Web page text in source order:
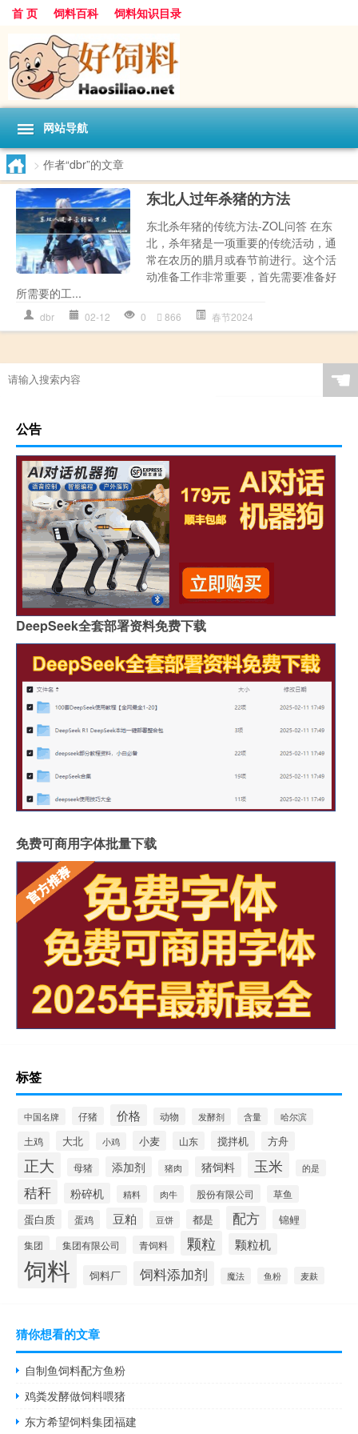
首 页 饲料百科 饲料知识目录
网站导航
> 作者“dbr”的文章
东北人过年杀猪的方法
东北杀年猪的传统方法-ZOL问答 在东
北，杀年猪是一项重要的传统活动，通
常在农历的腊月或春节前进行。这个活
动准备工作非常重要，首先需要准备好
所需要的工...
dbr 02-12 0 866 春节2024
☚
公告
DeepSeek全套部署资料免费下载
免费可商用字体批量下载
标签
中国名牌 仔猪 价格 动物 发酵剂 含量 哈尔滨
土鸡 大北 小鸡 小麦 山东 搅拌机 方舟
正大 母猪 添加剂 猪肉 猪饲料 玉米 的是
秸秆 粉碎机 精料 肉牛 股份有限公司 草鱼
蛋白质 蛋鸡 豆粕 豆饼 都是 配方 锦鲤
集团 集团有限公司 青饲料 颗粒 颗粒机
饲料 饲料厂 饲料添加剂 魔法 鱼粉 麦麸
猜你想看的文章
自制鱼饲料配方鱼粉
鸡粪发酵做饲料喂猪
东方希望饲料集团福建